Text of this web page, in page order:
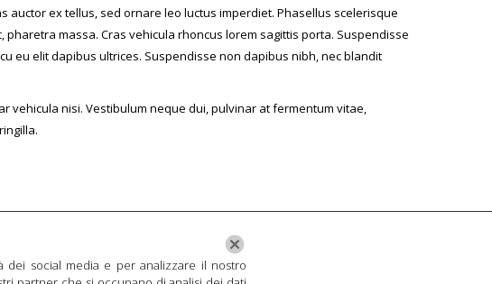
ex tellus, sed ornare leo luctus imperdiet. Phasellus scelerisque
massa. Cras vehicula rhoncus lorem sagittis porta. Suspendisse
eu elit dapibus ultrices. Suspendisse non dapibus nibh, nec blandit
vehicula nisi. Vestibulum neque dui, pulvinar at fermentum vitae,
social media e per analizzare il nostro